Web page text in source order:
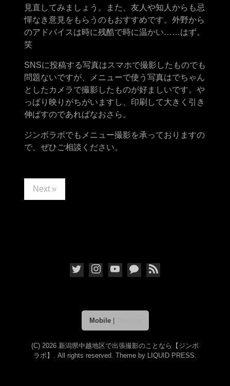
見直してみましょう。また、友人や知人からも忌
憚なき意見をもらうのもおすすめです。外野から
のアドバイスは時に残酷で時に温かい……はず。
笑
SNSに投稿する写真はスマホで撮影したものでも
問題ないですが、メニューで使う写真はでちゃん
としたカメラで撮影したものが好ましいです。や
っぱり映りがちがいますし、印刷して大きく引き
伸ばすのであればなおさら。
ジンボラボでもメニュー撮影を承っておりますの
で、ぜひご相談ください。
Next »
Mobile|
(C) 2026 新潟県中越地区で出張撮影のことなら【ジンボ
ラボ】 . All rights reserved. Theme by LIQUID PRESS.